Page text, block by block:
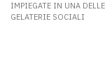
IMPIEGATE IN UNA DELLE
GELATERIE SOCIALI